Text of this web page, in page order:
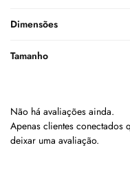
Dimensões
Tamanho
Não há avaliações ainda.
Apenas clientes conectados
deixar uma avaliação.